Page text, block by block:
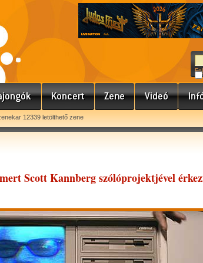
12339 letölthető zene
Scott Kannberg szólóprojektjével